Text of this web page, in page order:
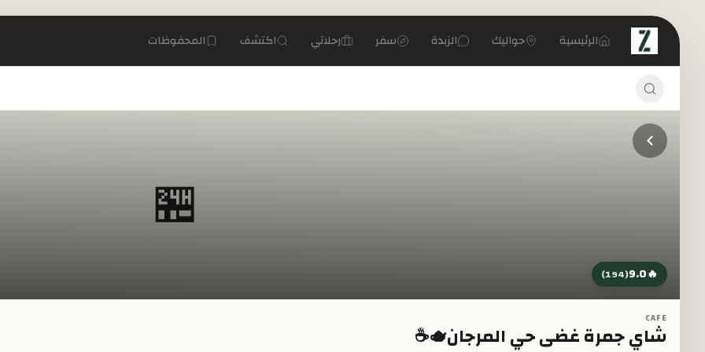
تخطي إلى المحتوى الرئيسي
الرئيسية حواليك الزبدة سفر رحلاتي اكتشف المحفوظات
🏪
🔥
9.0
(
194
)
CAFE
شاي جمرة غضى حي المرجان🫖☕️